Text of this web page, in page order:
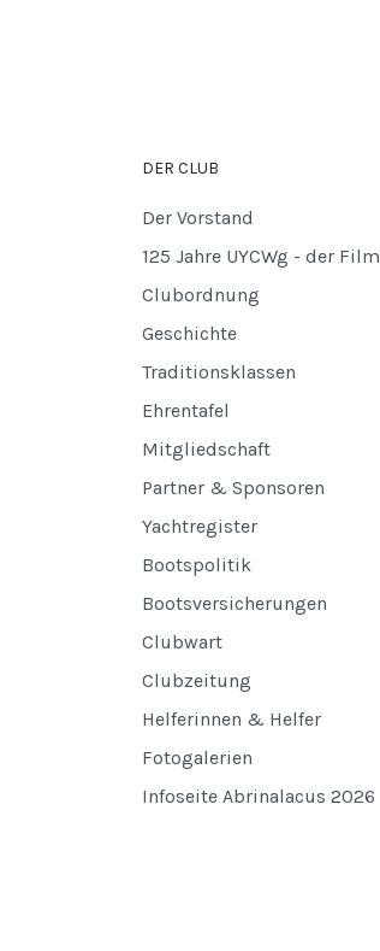
DER CLUB
Der Vorstand
125 Jahre UYCWg - der Film
Clubordnung
Geschichte
Traditionsklassen
Ehrentafel
Mitgliedschaft
Partner & Sponsoren
Yachtregister
Bootspolitik
Bootsversicherungen
Clubwart
Clubzeitung
Helferinnen & Helfer
Fotogalerien
Infoseite Abrinalacus 2026